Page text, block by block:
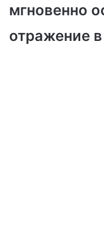
мгновенно
отражение